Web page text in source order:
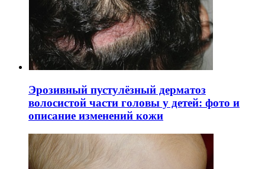
Эрозивный пустулёзный дерматоз
волосистой части головы у детей: фото и
описание изменений кожи